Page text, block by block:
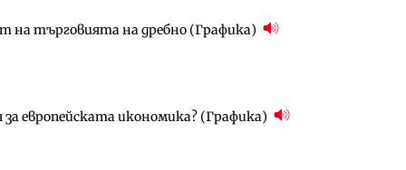
на търговията на дребно (Графика)
за европейската икономика? (Графика)
за преместването на трамвайното
Петрохан ще върви паралелно с екологичните
Петрохан ще върви паралелно с екологичните
придобиване на Euroapi Italy